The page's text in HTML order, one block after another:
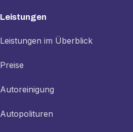
Leistungen
Leistungen im Überblick
Preise
Autoreinigung
Autopolituren